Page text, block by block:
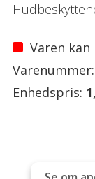
Varen kan
Varenummer:
Enhedspris: